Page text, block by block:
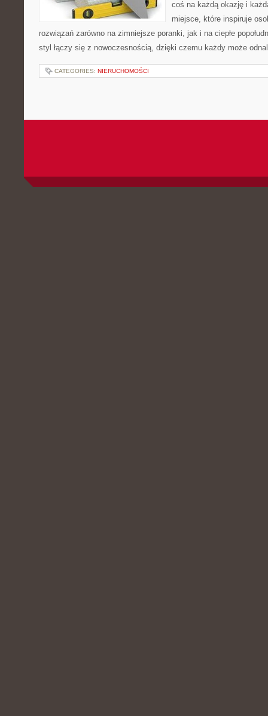
coś na każdą okazję i
miejsce, które inspiruje
rozwiązań zarówno na zimniejsze poranki, jak i na ciepłe
styl łączy się z nowoczesnością, dzięki czemu każdy może
CATEGORIES: NIERUCHOMOŚCI